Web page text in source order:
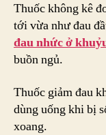
Thuốc không kê
tới vừa như đau
đau nhức ở
buồn ngủ.
Thuốc giảm đau
dùng uống khi bị
xoang.